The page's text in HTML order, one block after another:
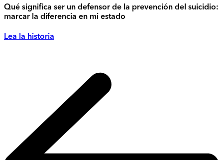
Qué significa ser un defensor de la prevención del suicidio:
marcar la diferencia en mi estado
Lea la historia